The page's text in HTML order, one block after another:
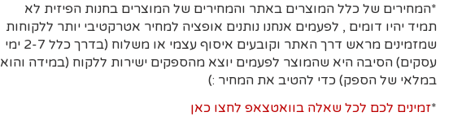
*המחירים של כלל המוצרים באתר והמחירים של המוצרים בחנות הפיזית לא
תמיד יהיו דומים , לפעמים אנחנו נותנים אופציה למחיר אטרקטיבי יותר ללקוחות
שמזמינים מראש דרך האתר וקובעים איסוף עצמי או משלוח (בדרך כלל 2-7 ימי
עסקים) הסיבה היא שהמוצר לפעמים יוצא מהספקים ישירות ללקוח (במידה והוא
במלאי של הספק) כדי להטיב את המחיר :)
*זמינים לכם לכל שאלה בוואטצאפ לחצו כאן